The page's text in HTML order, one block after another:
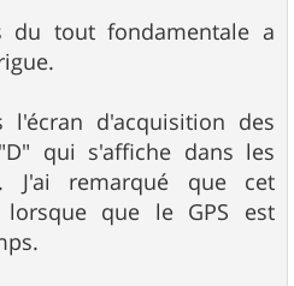
du tout fondamentale a
l'écran d'acquisition des
qui s'affiche dans les
J'ai remarqué que cet
que le GPS est